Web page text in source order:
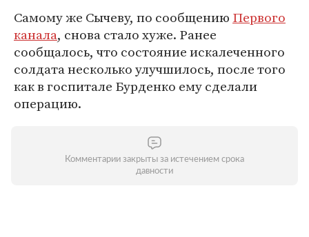
Самому же Сычеву, по сообщению Первого
канала, снова стало хуже. Ранее
сообщалось, что состояние искалеченного
солдата несколько улучшилось, после того
как в госпитале Бурденко ему сделали
операцию.
Комментарии закрыты за истечением срока
давности